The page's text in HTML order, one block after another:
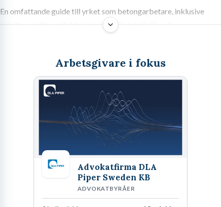
En omfattande guide till yrket som betongarbetare, inklusive
arbetsuppgifter, utbildningsvägar, lönestatistik och
Har du någonsin tittat på en bro, en tunnel eller skelettet till ett
höghus och funderat på vem som bygger själva grunden? Det är vi,
betongarbetarna. Jag har gjutit, armerat och format betong i
decennier innan jag sadlade om till karriärcoach, och jag kan säga
en sak med säkerhet: det här är ett yrke som bygger Sverige,
bokstavligt talat. Det är ett handfast, ärligt och otroligt viktigt
jobb. Om du inte är rädd för att ta i, gillar att se konkreta resultat
av ditt arbete och vill ha en stabil grund att stå på i karriären, då
Arbetsgivare i fokus
Advokatfirma DLA
Piper Sweden KB
ADVOKATBYRÅER